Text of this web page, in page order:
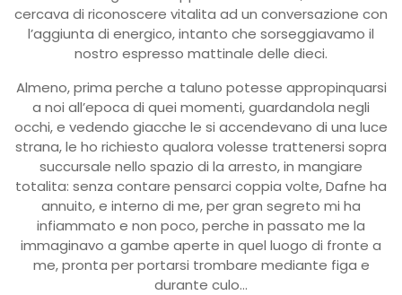
cercava di riconoscere vitalita ad un conversazione con
l’aggiunta di energico, intanto che sorseggiavamo il
nostro espresso mattinale delle dieci.
Almeno, prima perche a taluno potesse appropinquarsi
a noi all’epoca di quei momenti, guardandola negli
occhi, e vedendo giacche le si accendevano di una luce
strana, le ho richiesto qualora volesse trattenersi sopra
succursale nello spazio di la arresto, in mangiare
totalita: senza contare pensarci coppia volte, Dafne ha
annuito, e interno di me, per gran segreto mi ha
infiammato e non poco, perche in passato me la
immaginavo a gambe aperte in quel luogo di fronte a
me, pronta per portarsi trombare mediante figa e
durante culo…